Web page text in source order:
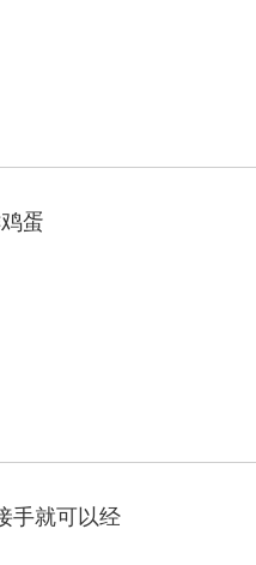
蛋
手就可以经